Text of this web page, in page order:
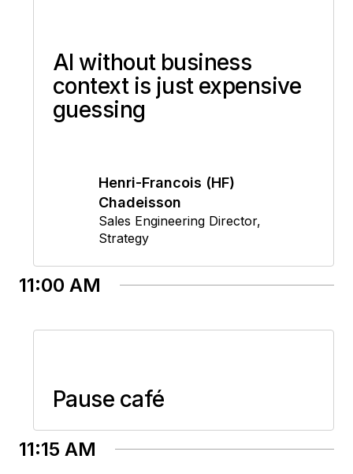
AI without business
context is just expensive
guessing
Henri-Francois (HF)
Chadeisson
Sales Engineering Director,
Strategy
11:00 AM
Pause café
11:15 AM